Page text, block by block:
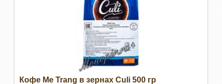
Кофе Me Trang в зернах Culi 500 гр